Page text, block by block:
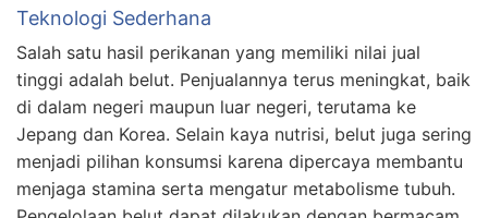
Teknologi Sederhana
Salah satu hasil perikanan yang memiliki nilai jual
tinggi adalah belut. Penjualannya terus meningkat, baik
di dalam negeri maupun luar negeri, terutama ke
Jepang dan Korea. Selain kaya nutrisi, belut juga sering
menjadi pilihan konsumsi karena dipercaya membantu
menjaga stamina serta mengatur metabolisme tubuh.